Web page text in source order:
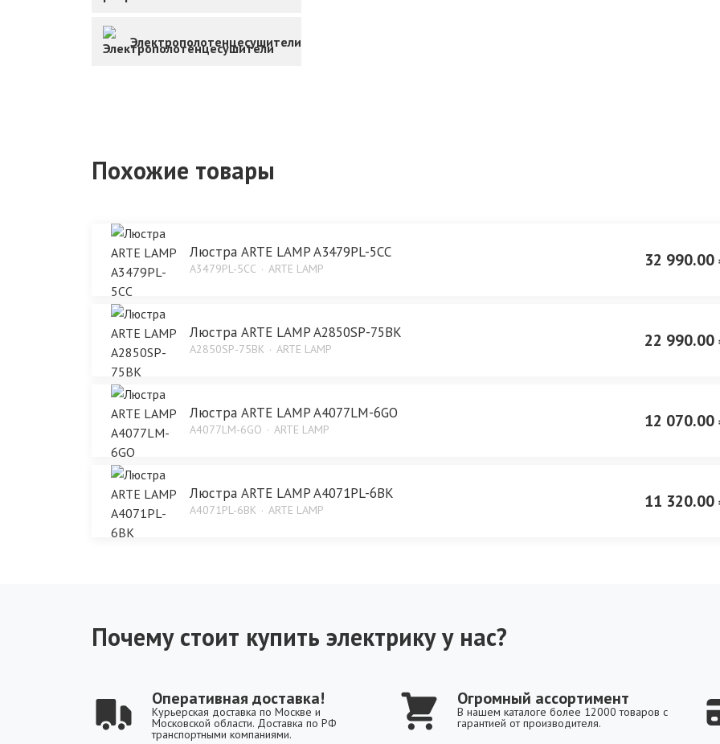
Электрополотенцесушители
Похожие товары
Люстра ARTE LAMP A3479PL-5CC
A3479PL-5CC ARTE LAMP 32 990.00
Люстра ARTE LAMP A2850SP-75BK
A2850SP-75BK ARTE LAMP 22 990.00
Люстра ARTE LAMP A4077LM-6GO
A4077LM-6GO ARTE LAMP 12 070.00
Люстра ARTE LAMP A4071PL-6BK
A4071PL-6BK ARTE LAMP 11 320.00
Почему стоит купить электрику у нас?
Оперативная доставка!
Курьерская доставка по Москве и
Московской области. Доставка по РФ
транспортными компаниями.
Огромный ассортимент
В нашем каталоге более 12000 товаров с
гарантией от производителя.